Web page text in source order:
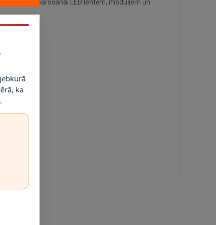
barošanai LED lentēm, moduļiem un
ka